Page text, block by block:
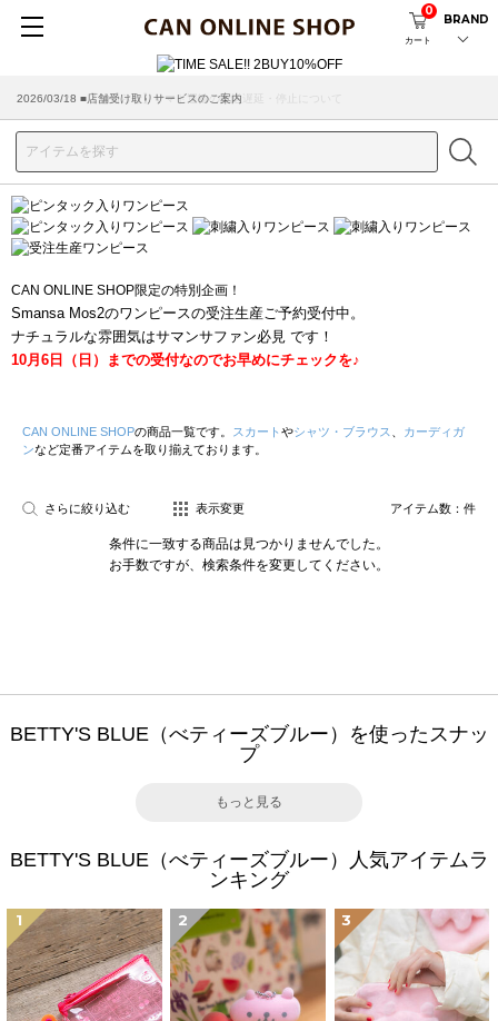
カート
0
BRAND
2026/07/29 ■【お知らせ】ヤマト運輸の配送遅延・停止について
2026/03/18 ■店舗受け取りサービスのご案内
CAN ONLINE SHOP限定の特別企画！
Smansa Mos2のワンピースの受注生産ご予約受付中。
ナチュラルな雰囲気はサマンサファン必見 です！
10月6日（日）までの受付なのでお早めにチェックを♪
CAN ONLINE SHOPの商品一覧です。 スカート やシャツ・ブラウス
カーディガ
ンなど定番アイテムを取り揃えております。
さらに絞り込む 表示変更 アイテム数： 件
条件に一致する商品は見つかりませんでした。
お手数ですが、検索条件を変更してください。
BETTY'S BLUE（べティーズブルー）を使ったスナッ
プ
もっと見る
BETTY'S BLUE（べティーズブルー）人気アイテムラ
ンキング
1 2 3